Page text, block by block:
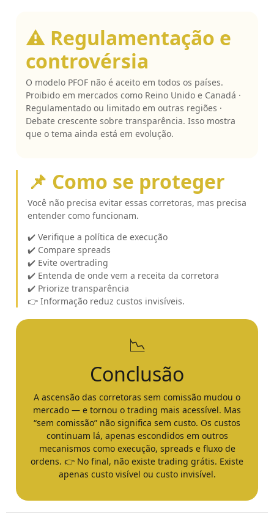
⚠️ Regulamentação e
controvérsia
O modelo PFOF não é aceito em todos os países.
Proibido em mercados como Reino Unido e Canadá ·
Regulamentado ou limitado em outras regiões ·
Debate crescente sobre transparência. Isso mostra
que o tema ainda está em evolução.
📌 Como se proteger
Você não precisa evitar essas corretoras, mas precisa
entender como funcionam.
✔️ Verifique a política de execução
✔️ Compare spreads
✔️ Evite overtrading
✔️ Entenda de onde vem a receita da corretora
✔️ Priorize transparência
👉 Informação reduz custos invisíveis.
📉
Conclusão
A ascensão das corretoras sem comissão mudou o
mercado — e tornou o trading mais acessível. Mas
“sem comissão” não significa sem custo. Os custos
continuam lá, apenas escondidos em outros
mecanismos como execução, spreads e fluxo de
ordens. 👉 No final, não existe trading grátis. Existe
apenas custo visível ou custo invisível.